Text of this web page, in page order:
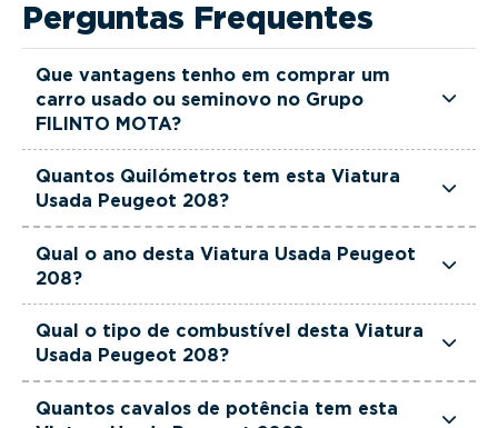
Perguntas Frequentes
Que vantagens tenho em comprar um
carro usado ou seminovo no Grupo
FILINTO MOTA?
FILINTO MOTA são rigorosamente selecionadas
quilómetros reais garantidos. Além disso, dispõe
de uma equipa de gestores comerciais dedicada,
pronta a ajudá-lo a encontrar a viatura que
melhor se adapta às suas necessidades e ao seu
orçamento.
Quantos Quilómetros tem esta Viatura
Usada Peugeot 208?
actualmente 18000 km.
Qual o ano desta Viatura Usada Peugeot
208?
Qual o tipo de combustível desta Viatura
Usada Peugeot 208?
com uma motorização Gasolina.
Quantos cavalos de potência tem esta